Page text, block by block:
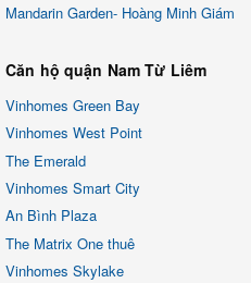
Mandarin Garden- Hoàng Minh Giám
Căn hộ quận Nam Từ Liêm
Vinhomes Green Bay
Vinhomes West Point
The Emerald
Vinhomes Smart City
An Bình Plaza
The Matrix One thuê
Vinhomes Skylake